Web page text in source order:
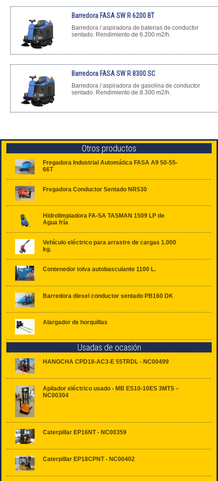
Barredora FASA SW R 6200 BT
Barredora / aspiradora de baterias de conductor
sentado. Rendimiento de 6.200 m2/h.
Barredora FASA SW R 8300 SC
Barredora / aspiradora de gasolina de conductor
sentado. Rendimiento de 8.300 m2/h.
Otros productos
Fregadora Industrial Automática FASA A9 50-55-
66T
Fregadora Conductor Sentado NR530
Hidrolimpiadora FA-SA TASMAN 1509 LP de
Agua fría
Vehículo eléctrico para arrastre de cargas 1.000
kg.
Contenedor tolva autobasculante 1100 L.
Barredora diesel conductor sentado PB160 DK
Alargador de horquillas
Usadas de ocasión
HANGCHA CPD18-AC3-E 55TRDL - NC00499
Apilador eléctrico usado - MB ES10-10ES 3MTS –
NC00304
Caterpillar EP16NT - NC00359
Caterpillar EP18CPNT - NC00402